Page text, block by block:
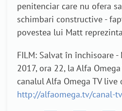
penitenciar care nu ofera
schimbari constructive -
povestea lui Matt
FILM: Salvat în închisoare
2017, ora 22, la Alfa
canalul Alfa Omega TV live
http://alfaomega.tv/canal-